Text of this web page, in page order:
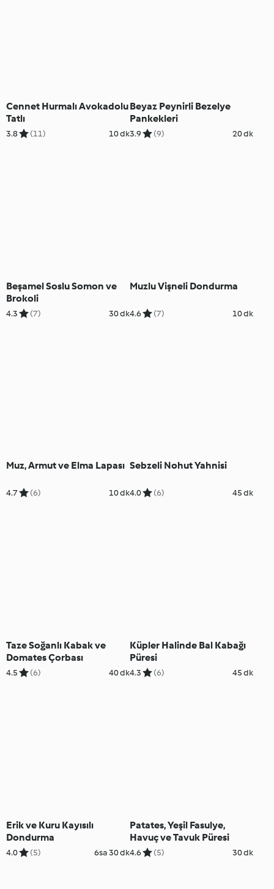
Cennet Hurmalı Avokadolu
Tatlı
3.8 (11) 10 dk
Beyaz Peynirli Bezelye
Pankekleri
3.9 (9) 20 dk
Beşamel Soslu Somon ve
Brokoli
4.3 (7) 30 dk
Muzlu Vişneli Dondurma
4.6 (7) 10 dk
Muz, Armut ve Elma Lapası
4.7 (6) 10 dk
Sebzeli Nohut Yahnisi
4.0 (6) 45 dk
Taze Soğanlı Kabak ve
Domates Çorbası
4.5 (6) 40 dk
Küpler Halinde Bal Kabağı
Püresi
4.3 (6) 45 dk
Erik ve Kuru Kayısılı
Dondurma
4.0 (5) 6sa 30 dk
Patates, Yeşil Fasulye,
Havuç ve Tavuk Püresi
4.6 (5) 30 dk